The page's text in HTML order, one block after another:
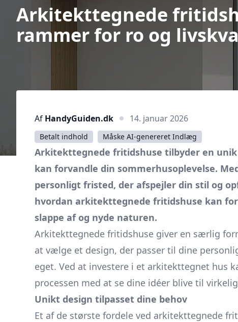
Arkitekttegnede
rammer for ro og
Af HandyGuiden.dk 14. januar 2026
Betalt indhold Måske AI-genereret Indlæg
Arkitekttegnede fritidshuse tilbyder en
kan forvandle din sommerhusoplevelse.
personligt fristed, der afspejler din stil og
hvordan arkitekttegnede fritidshuse kan
slappe af og nyde naturen.
Arkitekttegnede fritidshuse giver en særlig
at vælge et design, der passer til dine
eget. Ved at investere i et arkitekttegnet hus
processen med at se dine idéer blive til
Unikt design tilpasset dine behov
Et af de største fordele ved arkitekttegnede